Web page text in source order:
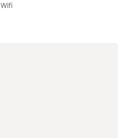
The property features pool and
Wifi